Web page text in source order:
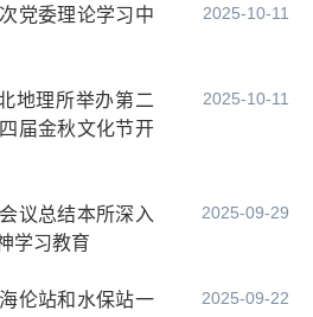
党委理论学习中
2025-10-11
地理所举办第二
届金秋文化节开
2025-10-11
议总结本所深入
学习教育
2025-09-29
伦站和水保站一
2025-09-22